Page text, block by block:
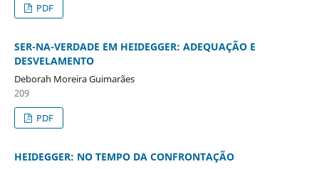
PDF
SER-NA-VERDADE EM HEIDEGGER: ADEQUAÇÃO E
DESVELAMENTO
Deborah Moreira Guimarães
209
PDF
HEIDEGGER: NO TEMPO DA CONFRONTAÇÃO